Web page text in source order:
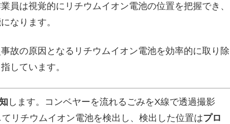
員は視覚的にリチウムイオン電池の位置を把握でき、
なります。
故の原因となるリチウムイオン電池を効率的に取り除
しています。
します。コンベヤーを流れるごみをX線で透過撮影
てリチウムイオン電池を検出し、検出した位置はプロ